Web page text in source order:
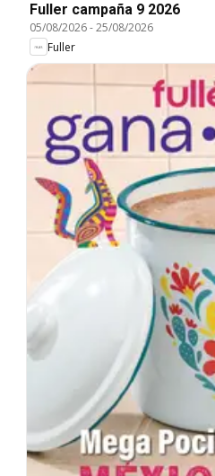
Fuller campaña 9 2026
05/08/2026-25/08/2026
Fuller